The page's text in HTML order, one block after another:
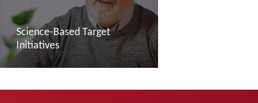
Science-Based Target
Initiatives